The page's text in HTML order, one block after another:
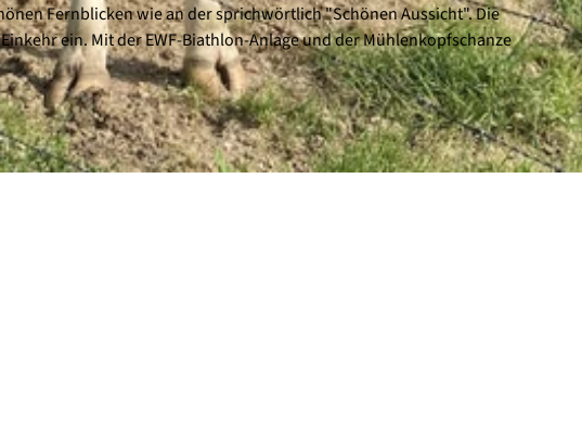
Fernblicken wie an der sprichwörtlich "Schönen Aussicht". Die
ein. Mit der EWF-Biathlon-Anlage und der Mühlenkopfschanze